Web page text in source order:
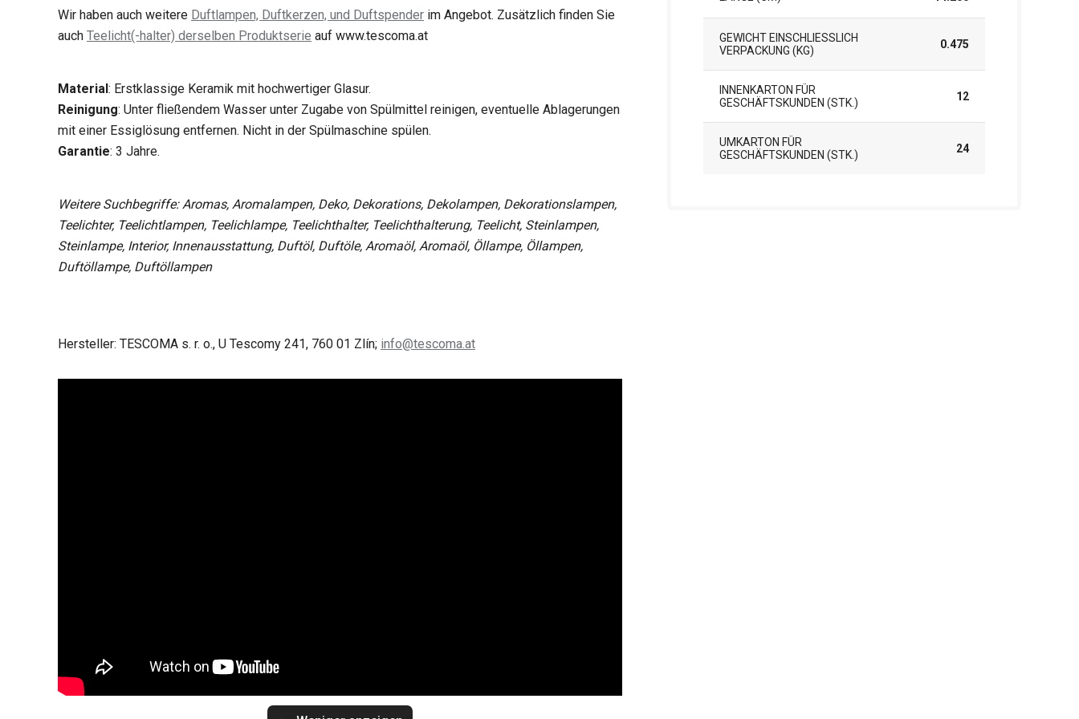
Wir haben auch weitere Duftlampen, Duftkerzen, und Duftspender im Angebot. Zusätzlich finden Sie
auch Teelicht(-halter) derselben Produktserie auf www.tescoma.at
Material: Erstklassige Keramik mit hochwertiger Glasur.
Reinigung: Unter fließendem Wasser unter Zugabe von Spülmittel reinigen, eventuelle Ablagerungen
mit einer Essiglösung entfernen. Nicht in der Spülmaschine spülen.
Garantie: 3 Jahre.
Weitere Suchbegriffe: Aromas, Aromalampen, Deko, Dekorations, Dekolampen, Dekorationslampen,
Teelichter, Teelichtlampen, Teelichlampe, Teelichthalter, Teelichthalterung, Teelicht, Steinlampen,
Steinlampe, Interior, Innenausstattung, Duftöl, Duftöle, Aromaöl, Aromaöl, Öllampe, Öllampen,
Duftöllampe, Duftöllampen
Hersteller: TESCOMA s. r. o., U Tescomy 241, 760 01 Zlín; info@tescoma.at
GEWICHT EINSCHLIESSLICH V
ERPACKUNG (KG)
0.475
INNENKARTON FÜR
GESCHÄFTSKUNDEN (STK.)
12
UMKARTON FÜR
GESCHÄFTSKUNDEN (STK.)
24